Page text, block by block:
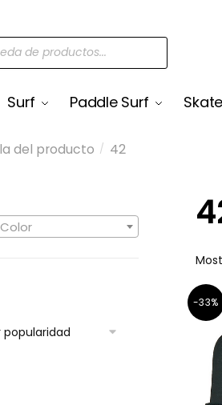
Surf Paddle Surf
del producto / 42
-33%